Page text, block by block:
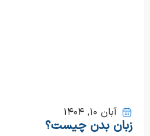
آبان ۱۰, ۱۴۰۴
زبان بدن چیست؟